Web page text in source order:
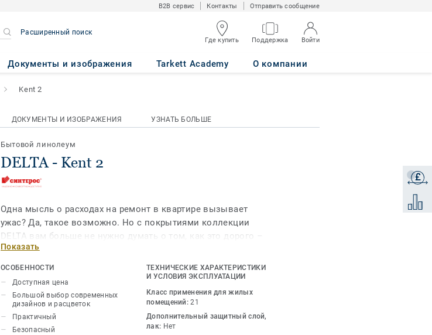
B2B сервис Контакты Отправить сообщение
Расширенный поиск
Где купить Поддержка Войти
Документы и изображения Tarkett Academy О компании
£
Kent 2
ДОКУМЕНТЫ И ИЗОБРАЖЕНИЯ УЗНАТЬ БОЛЬШЕ
Бытовой линолеум
DELTA - Kent 2
Одна мысль о расходах на ремонт в квартире вызывает
ужас? Да, такое возможно. Но с покрытиями коллекции
DELTA вам больше не нужно думать о том, как это дорого –
невероятно низкая цена в сочетании с популярными
дизайнами позволяет думать только о том, как именно
должен выглядеть дом. И ни о чем больше. DELTA –
бюджетный ремонт теперь реальность!
Показать
ОСОБЕННОСТИ
Доступная цена
Большой выбор современных
дизайнов и расцветок
Практичный
Безопасный
ТЕХНИЧЕСКИЕ ХАРАКТЕРИСТИКИ
И УСЛОВИЯ ЭКСПЛУАТАЦИИ
Класс применения для жилых
помещений:21
Дополнительный защитный слой,
лак: Нет